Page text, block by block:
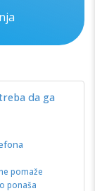
da ga
pomaže
ponaša